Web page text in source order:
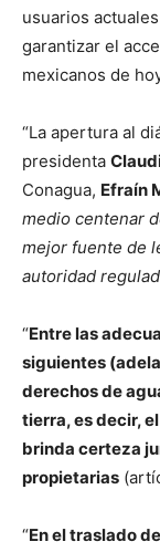
usuarios
garantizar el
mexicanos de
“La apertura al
presidenta
Conagua, Efraín
medio centenar
mejor fuente de
autoridad
“Entre las
siguientes
derechos de
tierra, es decir,
brinda certeza
propietarias
“En el traslado